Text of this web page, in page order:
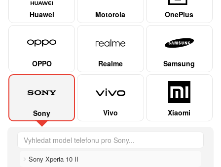
Huawei Motorola OnePlus
OPPO Realme Samsung
Sony Vivo Xiaomi
Sony Xperia 10 II